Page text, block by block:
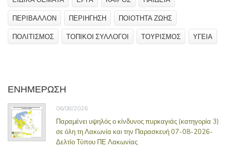
ΠΕΡΙΒΑΛΛΟΝ ΠΕΡΙΗΓΗΣΗ ΠΟΙΟΤΗΤΑ ΖΩΗΣ
ΠΟΛΙΤΙΣΜΟΣ ΤΟΠΙΚΟΙ ΣΥΛΛΟΓΟΙ ΤΟΥΡΙΣΜΟΣ ΥΓΕΙΑ
ΕΝΗΜΕΡΩΣΗ
06/08/2026
Παραμένει υψηλός ο κίνδυνος πυρκαγιάς (κατηγορία 3)
σε όλη τη Λακωνία και την Παρασκευή 07-08-2026-
Δελτίο Τύπου ΠΕ Λακωνίας